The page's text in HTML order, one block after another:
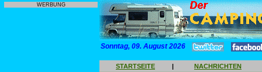
WERBUNG
Sonntag, 09. August 2026
STARTSEITE | NACHRICHTEN